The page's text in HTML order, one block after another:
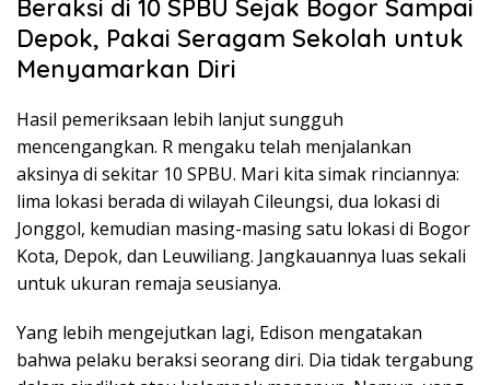
Beraksi di 10 SPBU Sejak Bogor Sampai
Depok, Pakai Seragam Sekolah untuk
Menyamarkan Diri
Hasil pemeriksaan lebih lanjut sungguh
mencengangkan. R mengaku telah menjalankan
aksinya di sekitar 10 SPBU. Mari kita simak rinciannya:
lima lokasi berada di wilayah Cileungsi, dua lokasi di
Jonggol, kemudian masing-masing satu lokasi di Bogor
Kota, Depok, dan Leuwiliang. Jangkauannya luas sekali
untuk ukuran remaja seusianya.
Yang lebih mengejutkan lagi, Edison mengatakan
bahwa pelaku beraksi seorang diri. Dia tidak tergabung